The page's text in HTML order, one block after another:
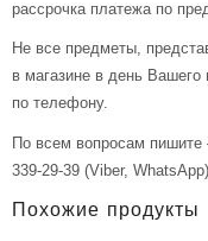
рассрочка платежа по
Не все предметы,
в магазине в день
по телефону.
По всем вопросам
339-29-39 (Viber, WhatsApp)
Похожие продукты